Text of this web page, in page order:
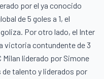
por el ya conocido
de 5 goles a 1, el
Por otro lado, el Inter
victoria contundente de 3
Milan liderado por Simone
talento y liderados por